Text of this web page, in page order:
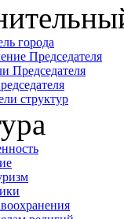
города
Председателя
Председателя
структур